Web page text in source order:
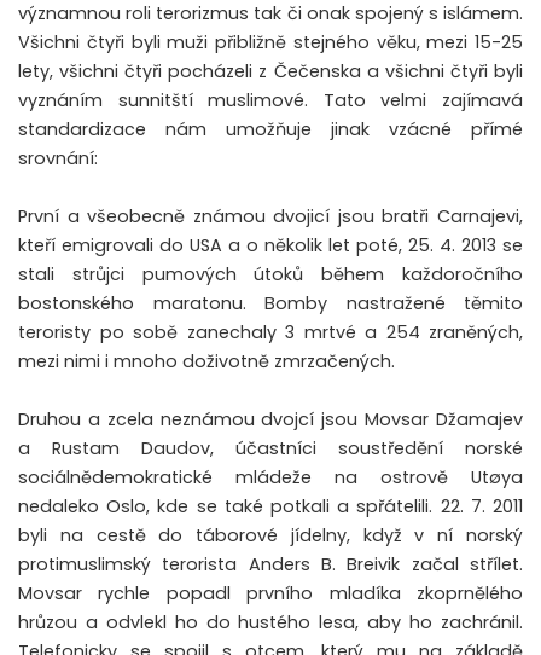
významnou roli terorizmus tak či onak spojený s islámem.
Všichni čtyři byli muži přibližně stejného věku, mezi 15-25
lety, všichni čtyři pocházeli z Čečenska a všichni čtyři byli
vyznáním sunnitští muslimové. Tato velmi zajímavá
standardizace nám umožňuje jinak vzácné přímé
srovnání:
První a všeobecně známou dvojicí jsou bratři Carnajevi,
kteří emigrovali do USA a o několik let poté, 25. 4. 2013 se
stali strůjci pumových útoků během každoročního
bostonského maratonu. Bomby nastražené těmito
teroristy po sobě zanechaly 3 mrtvé a 254 zraněných,
mezi nimi i mnoho doživotně zmrzačených.
Druhou a zcela neznámou dvojcí jsou Movsar Džamajev
a Rustam Daudov, účastníci soustředění norské
sociálnědemokratické mládeže na ostrově Utøya
nedaleko Oslo, kde se také potkali a spřátelili. 22. 7. 2011
byli na cestě do táborové jídelny, když v ní norský
protimuslimský terorista Anders B. Breivik začal střílet.
Movsar rychle popadl prvního mladíka zkoprnělého
hrůzou a odvlekl ho do hustého lesa, aby ho zachránil.